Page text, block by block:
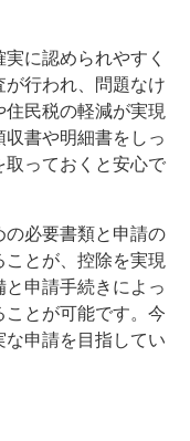
に認められやすく
行われ、問題なけ
民税の軽減が実現
書や明細書をしっ
取っておくと安心で
の必要書類と申請の
とが、控除を実現
申請手続きによっ
とが可能です。今
申請を目指してい